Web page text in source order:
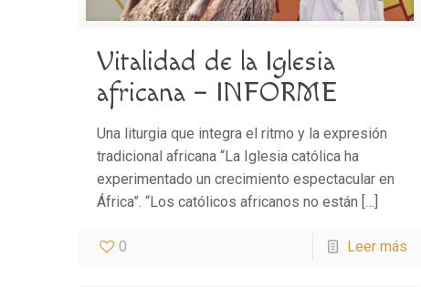
Vitalidad de la Iglesia
africana – INFORME
Una liturgia que integra el ritmo y la expresión
tradicional africana “La Iglesia católica ha
experimentado un crecimiento espectacular en
África”. “Los católicos africanos no están […]
0 Leer más